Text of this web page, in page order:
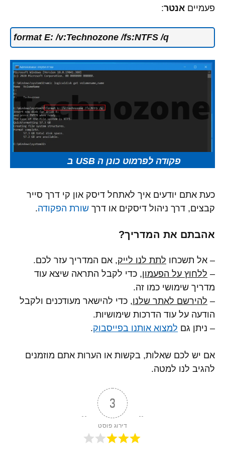
פעמיים אנטר:
format E: /v:Technozone /fs:NTFS /q
פקודה לפרמוט כונן ה USB ב
כעת אתם יודעים איך לאתחל דיסק און קי דרך סייר
קבצים, דרך ניהול דיסקים או דרך שורת הפקודה.
אהבתם את המדריך?
– אל תשכחו לתת לנו לייק, אם המדריך עזר לכם.
– ללחוץ על הפעמון, כדי לקבל התראה שיצא עוד
מדריך שימושי כמו זה.
– להירשם לאתר שלנו, כדי להישאר מעודכנים ולקבל
הודעה על עוד הדרכות שימושיות.
– ניתן גם למצוא אותנו בפייסבוק.
אם יש לכם שאלות, בקשות או הערות אתם מוזמנים
להגיב לנו למטה.
3
דירוג פוסט